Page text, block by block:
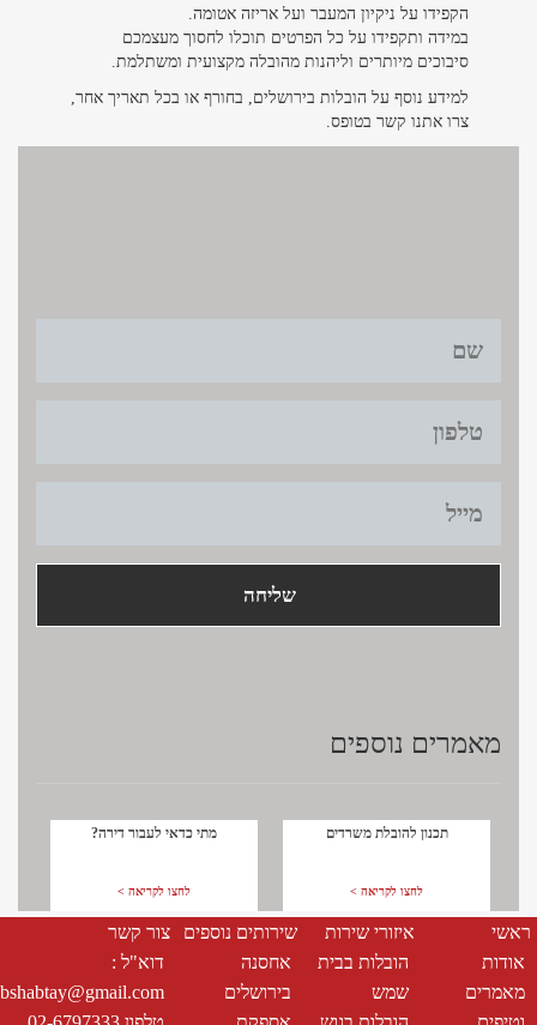
הקפידו על ניקיון המעבר ועל אריזה אטומה.
במידה ותקפידו על כל הפרטים תוכלו לחסוך מעצמכם
סיבוכים מיותרים וליהנות מהובלה מקצועית ומשתלמת.
למידע נוסף על הובלות בירושלים, בחורף או בכל תאריך אחר,
צרו אתנו קשר בטופס.
מאמרים נוספים
לחצו לקריאה >
מתי כדאי לעבור דירה?
לחצו לקריאה >
תכנון להובלת משרדים
ראשי
אודות
מאמרים
איזורי שירות
הובלות בבית
שמש
שירותים נוספים
אחסנה
בירושלים
צור קשר
דוא"ל :
bshabtay@gmail.com